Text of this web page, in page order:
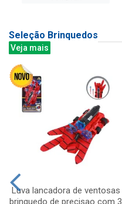
Seleção Brinquedos
Veja mais
Luva lancadora de ventosas
brinquedo de precisao com 3